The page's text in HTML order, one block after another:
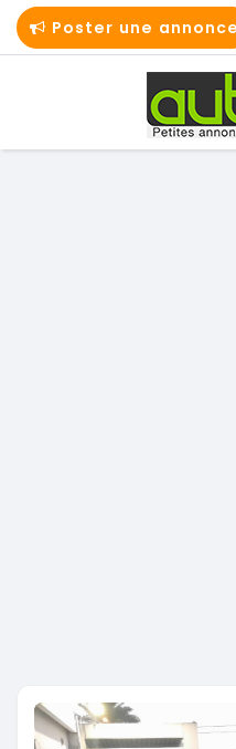
Poster une annonce